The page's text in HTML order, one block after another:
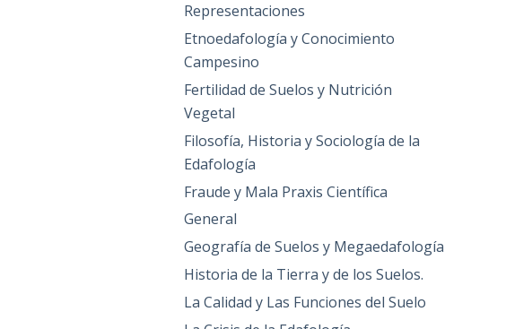
Representaciones
Etnoedafología y Conocimiento
Campesino
Fertilidad de Suelos y Nutrición
Vegetal
Filosofía, Historia y Sociología de la
Edafología
Fraude y Mala Praxis Científica
General
Geografía de Suelos y Megaedafología
Historia de la Tierra y de los Suelos.
La Calidad y Las Funciones del Suelo